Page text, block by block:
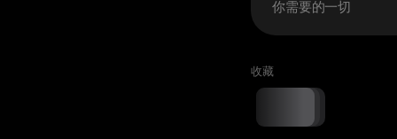
你需要的一切
收藏